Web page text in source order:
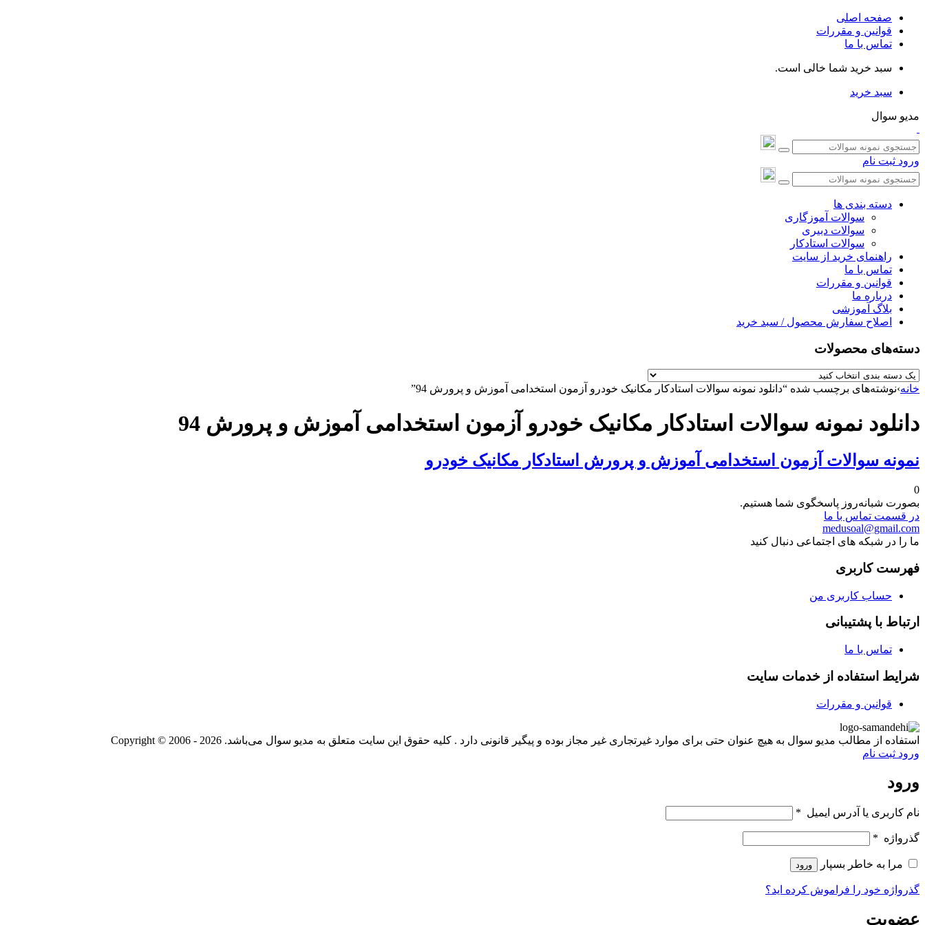
صفحه اصلی
قوانین و مقررات
تماس با ما
سبد خرید شما خالی است.
سبد خرید
مدیو سوال
ورود ثبت نام
دسته بندی ها
سوالات آموزگاری
سوالات دبیری
سوالات استادکار
راهنمای خرید از سایت
تماس با ما
قوانین و مقررات
درباره ما
بلاگ آموزشی
اصلاح سفارش محصول / سبد خرید
دسته‌های محصولات
خانه›نوشته‌های برچسب شده “دانلود نمونه سوالات استادکار مکانیک خودرو آزمون استخدامی آموزش و پرورش 94”
دانلود نمونه سوالات استادکار مکانیک خودرو آزمون استخدامی آموزش و پرورش 94
نمونه سوالات آزمون استخدامی آموزش و پرورش استادکار مکانیک خودرو
0
بصورت شبانه‌روز پاسخگوی شما هستیم.
در قسمت تماس با ما
medusoal@gmail.com
ما را در شبکه های اجتماعی دنبال کنید
فهرست کاربری
حساب کاربری من
ارتباط با پشتیبانی
تماس با ما
شرایط استفاده از خدمات سایت
قوانین و مقررات
استفاده از مطالب مدیو سوال به هیچ عنوان حتی برای موارد غیرتجاری غیر مجاز بوده و پیگیر قانونی دارد . کلیه حقوق این سایت متعلق به مدیو سوال می‌باشد. Copyright © 2006 - 2026
ورود ثبت نام
ورود
نام کاربری یا آدرس ایمیل *
گذرواژه *
مرا به خاطر بسپار ورود
گذرواژه خود را فراموش کرده اید؟
عضویت